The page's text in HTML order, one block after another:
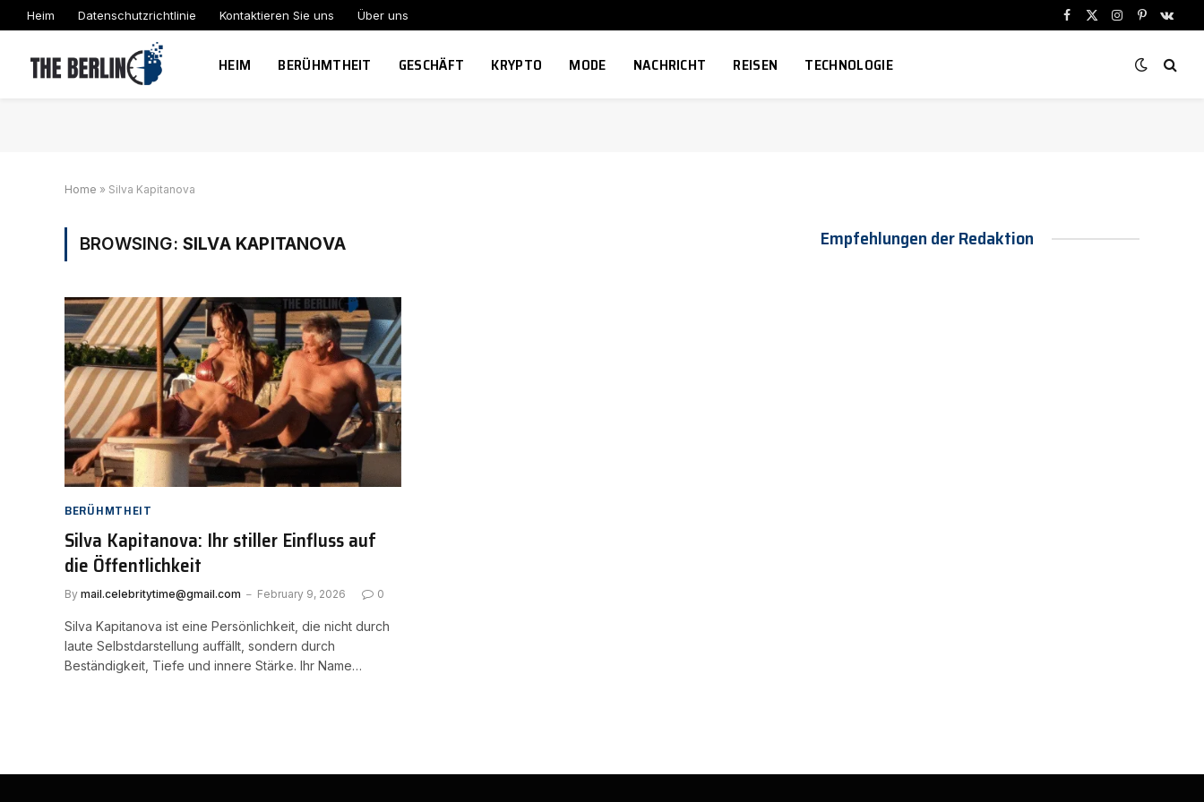
Heim Datenschutzrichtlinie Kontaktieren Sie uns Über uns
Facebook
X
Instagram
Pinterest
HEIM BERÜHMTHEIT GESCHÄFT KRYPTO MODE NACHRICHT REISEN TECHNOLOGIE
Home » Silva Kapitanova
BROWSING: SILVA KAPITANOVA
BERÜHMTHEIT
Silva Kapitanova: Ihr stiller Einfluss auf
die Öffentlichkeit
By mail.celebritytime@gmail.com February 9, 2026 0
Silva Kapitanova ist eine Persönlichkeit, die nicht durch
laute Selbstdarstellung auffällt, sondern durch
Beständigkeit, Tiefe und innere Stärke. Ihr Name…
Empfehlungen der Redaktion